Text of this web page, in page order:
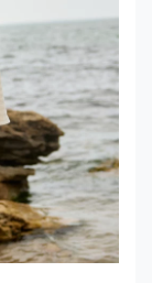
чтобы
в любое
[…]